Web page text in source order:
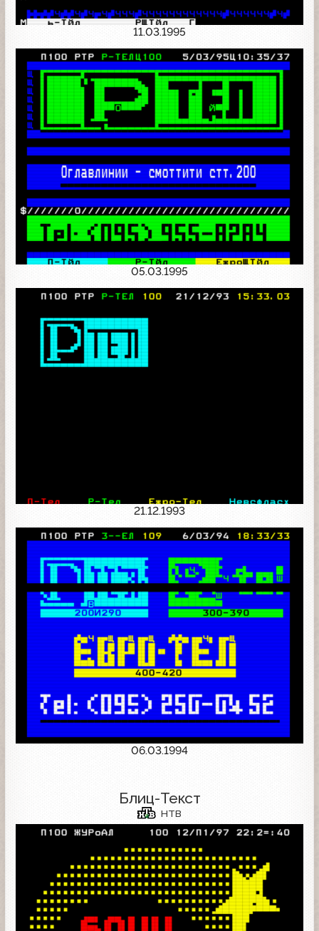
11.03.1995
05.03.1995
21.12.1993
06.03.1994
Блиц-Текст
НТВ